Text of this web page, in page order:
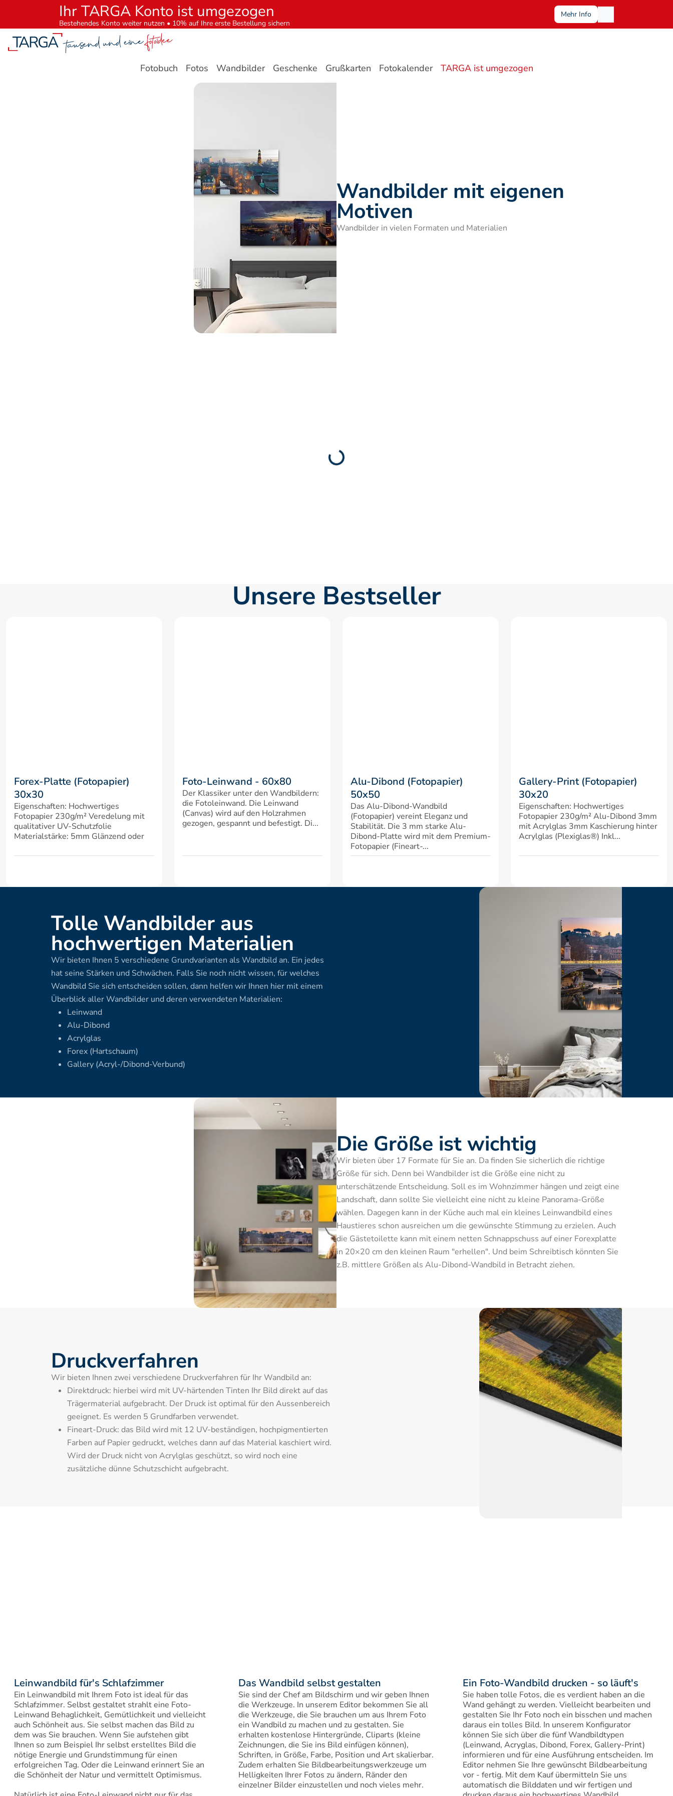
Ihr TARGA Konto ist umgezogen
Bestehendes Konto weiter nutzen • 10% auf Ihre erste Bestellung sichern
Mehr Info
Fotobuch Fotos Wandbilder Geschenke Grußkarten Fotokalender TARGA ist umgezogen
Wandbilder mit eigenen
Motiven
Wandbilder in vielen Formaten und Materialien
Unsere Bestseller
Forex-Platte (Fotopapier)
30x30
Eigenschaften: Hochwertiges
Fotopapier 230g/m² Veredelung mit
qualitativer UV-Schutzfolie
Materialstärke: 5mm Glänzend oder
Foto-Leinwand - 60x80
Der Klassiker unter den Wandbildern:
die Fotoleinwand. Die Leinwand
(Canvas) wird auf den Holzrahmen
gezogen, gespannt und befestigt. Di...
Alu-Dibond (Fotopapier)
50x50
Das Alu-Dibond-Wandbild
(Fotopapier) vereint Eleganz und
Stabilität. Die 3 mm starke Alu-
Dibond-Platte wird mit dem Premium-
Fotopapier (Fineart-...
Gallery-Print (Fotopapier)
30x20
Eigenschaften: Hochwertiges
Fotopapier 230g/m² Alu-Dibond 3mm
mit Acrylglas 3mm Kaschierung hinter
Acrylglas (Plexiglas®) Inkl...
Tolle Wandbilder aus
hochwertigen Materialien
Wir bieten Ihnen 5 verschiedene Grundvarianten als Wandbild an. Ein jedes
hat seine Stärken und Schwächen. Falls Sie noch nicht wissen, für welches
Wandbild Sie sich entscheiden sollen, dann helfen wir Ihnen hier mit einem
Überblick aller Wandbilder und deren verwendeten Materialien:
Leinwand
Alu-Dibond
Acrylglas
Forex (Hartschaum)
Gallery (Acryl-/Dibond-Verbund)
Die Größe ist wichtig
Wir bieten über 17 Formate für Sie an. Da finden Sie sicherlich die richtige
Größe für sich. Denn bei Wandbilder ist die Größe eine nicht zu
unterschätzende Entscheidung. Soll es im Wohnzimmer hängen und zeigt eine
Landschaft, dann sollte Sie vielleicht eine nicht zu kleine Panorama-Größe
wählen. Dagegen kann in der Küche auch mal ein kleines Leinwandbild eines
Haustieres schon ausreichen um die gewünschte Stimmung zu erzielen. Auch
die Gästetoilette kann mit einem netten Schnappschuss auf einer Forexplatte
in 20×20 cm den kleinen Raum "erhellen". Und beim Schreibtisch könnten Sie
z.B. mittlere Größen als Alu-Dibond-Wandbild in Betracht ziehen.
Druckverfahren
Wir bieten Ihnen zwei verschiedene Druckverfahren für Ihr Wandbild an:
Direktdruck: hierbei wird mit UV-härtenden Tinten Ihr Bild direkt auf das
Trägermaterial aufgebracht. Der Druck ist optimal für den Aussenbereich
geeignet. Es werden 5 Grundfarben verwendet.
Fineart-Druck: das Bild wird mit 12 UV-beständigen, hochpigmentierten
Farben auf Papier gedruckt, welches dann auf das Material kaschiert wird.
Wird der Druck nicht von Acrylglas geschützt, so wird noch eine
zusätzliche dünne Schutzschicht aufgebracht.
Leinwandbild für's Schlafzimmer
Ein Leinwandbild mit Ihrem Foto ist ideal für das
Schlafzimmer. Selbst gestaltet strahlt eine Foto-
Leinwand Behaglichkeit, Gemütlichkeit und vielleicht
auch Schönheit aus. Sie selbst machen das Bild zu
dem was Sie brauchen. Wenn Sie aufstehen gibt
Ihnen so zum Beispiel Ihr selbst erstelltes Bild die
nötige Energie und Grundstimmung für einen
erfolgreichen Tag. Oder die Leinwand erinnert Sie an
die Schönheit der Natur und vermittelt Optimismus.
Das Wandbild selbst gestalten
Sie sind der Chef am Bildschirm und wir geben Ihnen
die Werkzeuge. In unserem Editor bekommen Sie all
die Werkzeuge, die Sie brauchen um aus Ihrem Foto
ein Wandbild zu machen und zu gestalten. Sie
erhalten kostenlose Hintergründe, Cliparts (kleine
Zeichnungen, die Sie ins Bild einfügen können),
Schriften, in Größe, Farbe, Position und Art skalierbar.
Zudem erhalten Sie Bildbearbeitungswerkzeuge um
Helligkeiten Ihrer Fotos zu ändern, Ränder den
einzelner Bilder einzustellen und noch vieles mehr.
Ein Foto-Wandbild drucken - so läuft's
Sie haben tolle Fotos, die es verdient haben an die
Wand gehängt zu werden. Vielleicht bearbeiten und
gestalten Sie Ihr Foto noch ein bisschen und machen
daraus ein tolles Bild. In unserem Konfigurator
können Sie sich über die fünf Wandbildtypen
(Leinwand, Acryglas, Dibond, Forex, Gallery-Print)
informieren und für eine Ausführung entscheiden. Im
Editor nehmen Sie Ihre gewünscht Bildbearbeitung
vor - fertig. Mit dem Kauf übermitteln Sie uns
automatisch die Bilddaten und wir fertigen und